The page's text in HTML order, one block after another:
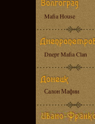
Mafia House
Dnepr Mafia Clan
Салон Мафии